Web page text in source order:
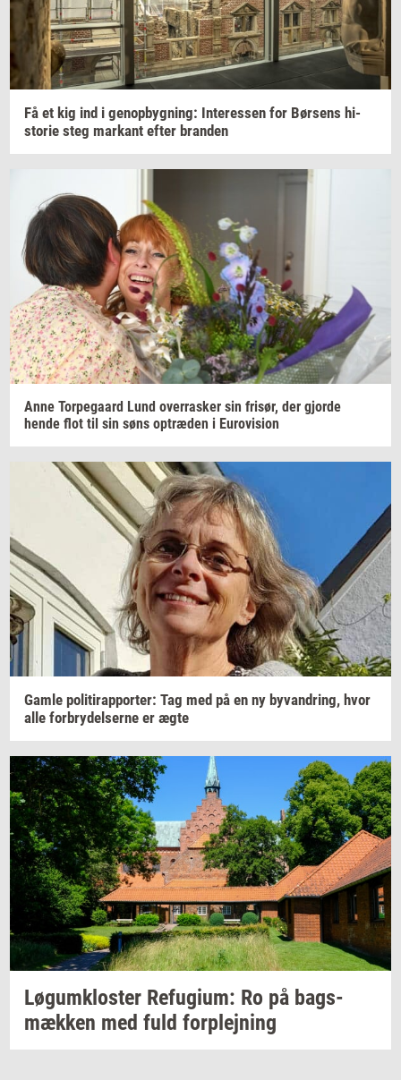
Få et kig ind i genop­byg­ning: In­ter­es­sen for Bør­sens hi­
sto­rie steg mar­kant efter bran­den
Anne Tor­pe­gaard Lund over­ra­sker sin fri­sør, der gjor­de
hende flot til sin søns op­træ­den i Eu­ro­vi­sion
Gamle po­li­tirap­por­ter: Tag med på en ny byvan­dring, hvor
alle for­bry­del­ser­ne er ægte
Løgum­klo­ster Re­fu­gi­um: Ro på bags­
mæk­ken med fuld for­plej­ning